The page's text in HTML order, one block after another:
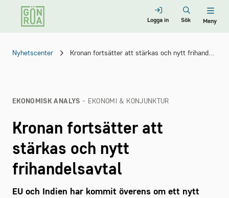
Logga in Sök Meny
Nyhetscenter Kronan fortsätter att stärkas och nytt frihandelsavtal
EKONOMISK ANALYS - EKONOMI & KONJUNKTUR
Kronan fortsätter att
stärkas och nytt
frihandelsavtal
EU och Indien har kommit överens om ett nytt